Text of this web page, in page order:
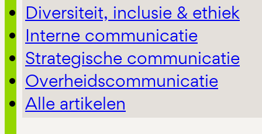
Diversiteit, inclusie & ethiek
Interne communicatie
Strategische communicatie
Overheidscommunicatie
Alle artikelen